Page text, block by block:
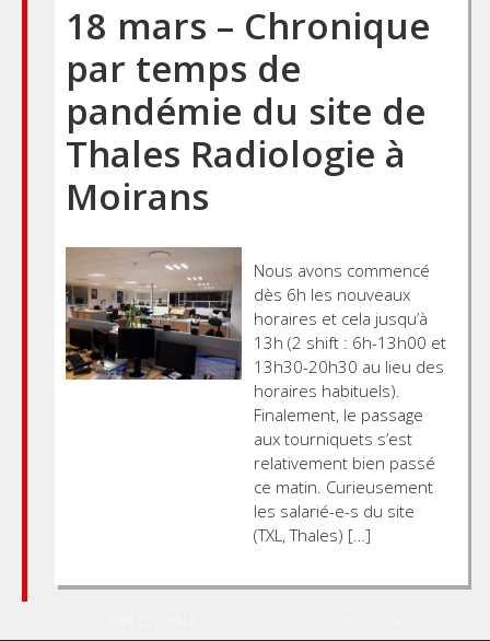
18 mars – Chronique
par temps de
pandémie du site de
Thales Radiologie à
Moirans
Nous avons commencé
dès 6h les nouveaux
horaires et cela jusqu’à
13h (2 shift : 6h-13h00 et
13h30-20h30 au lieu des
horaires habituels).
Finalement, le passage
aux tourniquets s’est
relativement bien passé
ce matin. Curieusement
les salarié-e-s du site
(TXL, Thales) […]